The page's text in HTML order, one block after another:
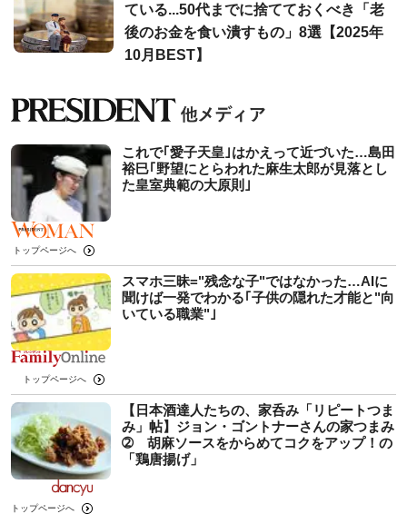
ている...50代までに捨てておくべき「老
後のお金を食い潰すもの」8選【2025年
10月BEST】
これで｢愛子天皇｣はかえって近づいた…島田
裕巳｢野望にとらわれた麻生太郎が見落とし
た皇室典範の大原則｣
トップページへ
スマホ三昧="残念な子"ではなかった…AIに
聞けば一発でわかる｢子供の隠れた才能と"向
いている職業"｣
トップページへ
【日本酒達人たちの、家呑み「リピートつま
み」帖】ジョン・ゴントナーさんの家つまみ
➁ 胡麻ソースをからめてコクをアップ！の
「鶏唐揚げ」
トップページへ